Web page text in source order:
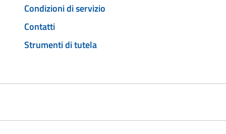
Condizioni di servizio
Contatti
Strumenti di tutela